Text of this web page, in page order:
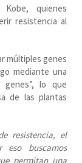
quienes
resistencia al
múltiples genes
mediante una
genes”, lo que
de las plantas
resistencia, el
eso buscamos
permitan una